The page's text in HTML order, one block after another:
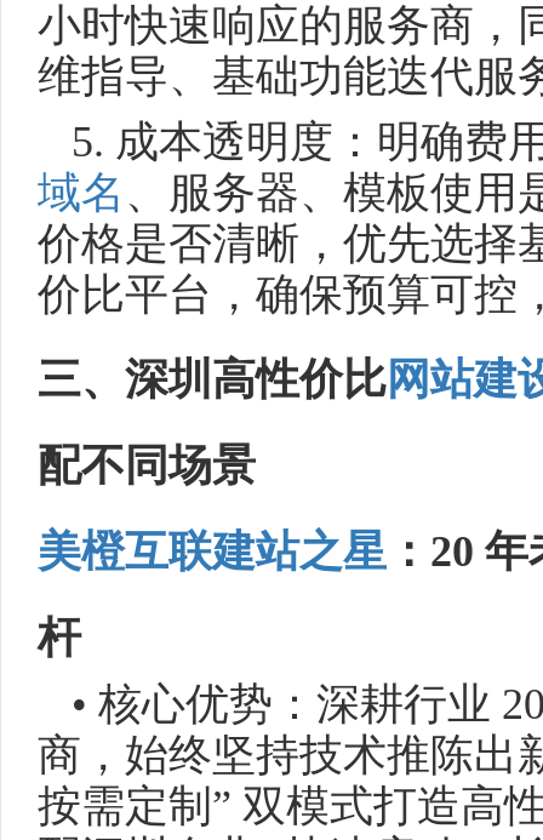
小时快速响应的服务商，
维指导、基础功能迭代服
5. 成本透明度：明确费
域名 、服务器、模板使用
价格是否清晰，优先选择
价比平台，确保预算可控
三、深圳高性价比网站建
配不同场景
美橙互联建站之星 ：20
杆
• 核心优势：深耕行业
商，始终坚持技术推陈出
按需定制” 双模式打造高